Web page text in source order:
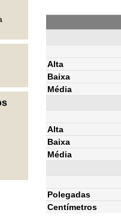
Alta
Baixa
Média
Alta
Baixa
Média
Polegadas
Centímetros